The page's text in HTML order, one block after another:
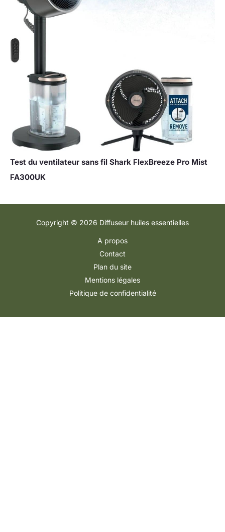
Test du ventilateur sans fil Shark FlexBreeze Pro Mist
FA300UK
Copyright © 2026 Diffuseur huiles essentielles
A propos
Contact
Plan du site
Mentions légales
Politique de confidentialité